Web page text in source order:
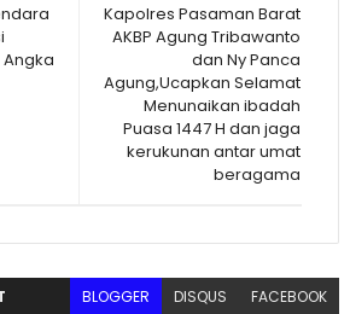
Kapolres Pasaman Barat
AKBP Agung Tribawanto
dan Ny Panca
Agung,Ucapkan Selamat
Menunaikan ibadah
Puasa 1447 H dan jaga
kerukunan antar umat
beragama
BLOGGER DISQUS FACEBOOK